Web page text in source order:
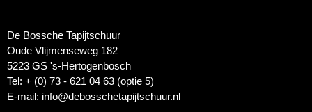
De Bossche Tapijtschuur
Oude Vlijmenseweg 182
5223 GS 's-Hertogenbosch
Tel: + (0) 73 - 621 04 63 (optie 5)
E-mail: info@debosschetapijtschuur.nl